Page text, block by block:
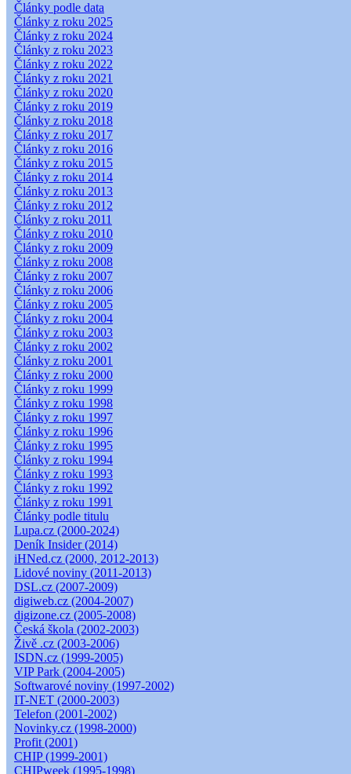
Články podle data
Články z roku 2025
Články z roku 2024
Články z roku 2023
Články z roku 2022
Články z roku 2021
Články z roku 2020
Články z roku 2019
Články z roku 2018
Články z roku 2017
Články z roku 2016
Články z roku 2015
Články z roku 2014
Články z roku 2013
Články z roku 2012
Články z roku 2011
Články z roku 2010
Články z roku 2009
Články z roku 2008
Články z roku 2007
Články z roku 2006
Články z roku 2005
Články z roku 2004
Články z roku 2003
Články z roku 2002
Články z roku 2001
Články z roku 2000
Články z roku 1999
Články z roku 1998
Články z roku 1997
Články z roku 1996
Články z roku 1995
Články z roku 1994
Články z roku 1993
Články z roku 1992
Články z roku 1991
Články podle titulu
Lupa.cz (2000-2024)
Deník Insider (2014)
iHNed.cz (2000, 2012-2013)
Lidové noviny (2011-2013)
DSL.cz (2007-2009)
digiweb.cz (2004-2007)
digizone.cz (2005-2008)
Česká škola (2002-2003)
Živě .cz (2003-2006)
ISDN.cz (1999-2005)
VIP Park (2004-2005)
Softwarové noviny (1997-2002)
IT-NET (2000-2003)
Telefon (2001-2002)
Novinky.cz (1998-2000)
Profit (2001)
CHIP (1999-2001)
CHIPweek (1995-1998)